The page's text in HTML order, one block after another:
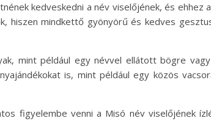
kedveskedni a név viselőjének, és ehhez
hiszen mindkettő gyönyörű és kedves
mint például egy névvel ellátott bögre
is, mint például egy közös
figyelembe venni a Misó név viselőjének